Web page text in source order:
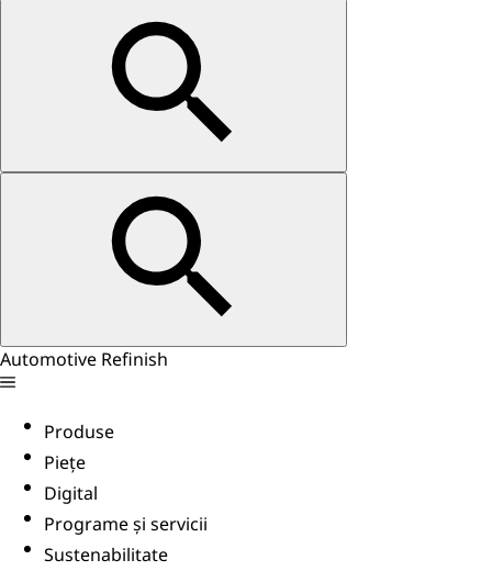
Automotive Refinish
Produse
Piețe
Digital
Programe și servicii
Sustenabilitate